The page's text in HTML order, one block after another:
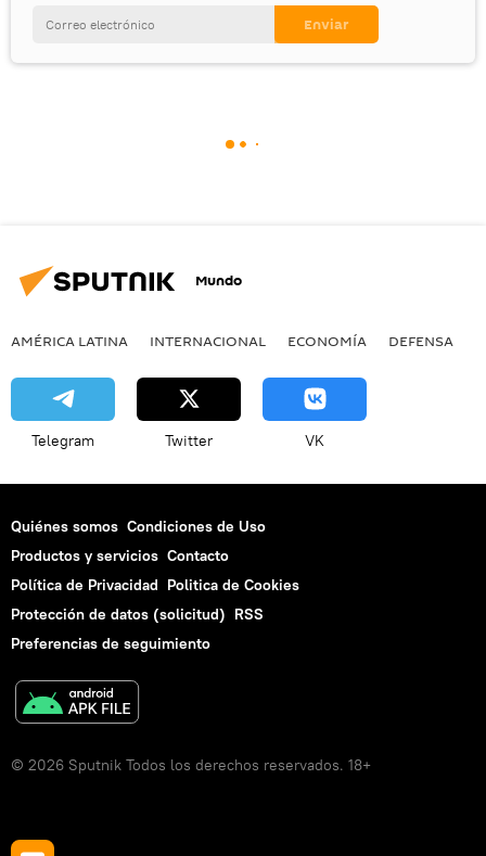
Mundo
AMÉRICA LATINA INTERNACIONAL ECONOMÍA DEFENSA
Telegram Twitter VK
Quiénes somos Condiciones de Uso
Productos y servicios Contacto
Política de Privacidad Politica de Cookies
Protección de datos (solicitud) RSS
Preferencias de seguimiento
© 2026 Sputnik Todos los derechos reservados. 18+